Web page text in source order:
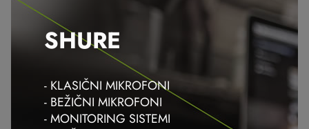
SHURE
- KLASIČNI MIKROFONI
- BEŽIČNI MIKROFONI
- MONITORING SISTEMI